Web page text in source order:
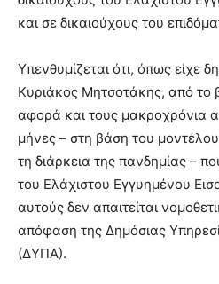
και σε δικαιούχους του
Υπενθυμίζεται ότι, όπως είχε
Κυριάκος Μητσοτάκης, από το
αφορά και τους μακροχρόνια
μήνες – στη βάση του
τη διάρκεια της πανδημίας –
του Ελάχιστου Εγγυημένου
αυτούς δεν απαιτείται
απόφαση της Δημόσιας
(ΔΥΠΑ).